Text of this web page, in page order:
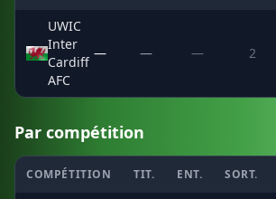
UWIC
Inter
Cardiff
AFC
— — — 2
Par compétition
COMPÉTITION TIT. ENT. SORT.